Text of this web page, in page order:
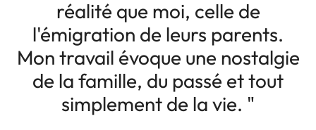
réalité que moi, celle de
l'émigration de leurs parents.
Mon travail évoque une nostalgie
de la famille, du passé et tout
simplement de la vie. "